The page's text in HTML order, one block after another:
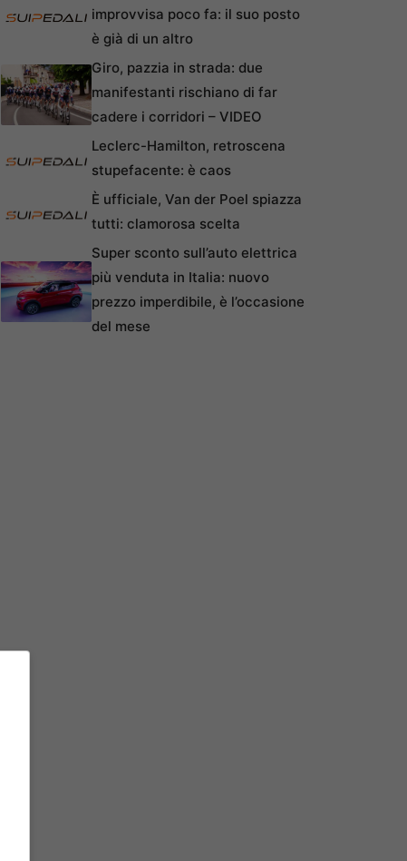
improvvisa poco fa: il suo posto
è già di un altro
Giro, pazzia in strada: due
manifestanti rischiano di far
cadere i corridori – VIDEO
Leclerc-Hamilton, retroscena
stupefacente: è caos
È ufficiale, Van der Poel spiazza
tutti: clamorosa scelta
Super sconto sull’auto elettrica
più venduta in Italia: nuovo
prezzo imperdibile, è l’occasione
del mese